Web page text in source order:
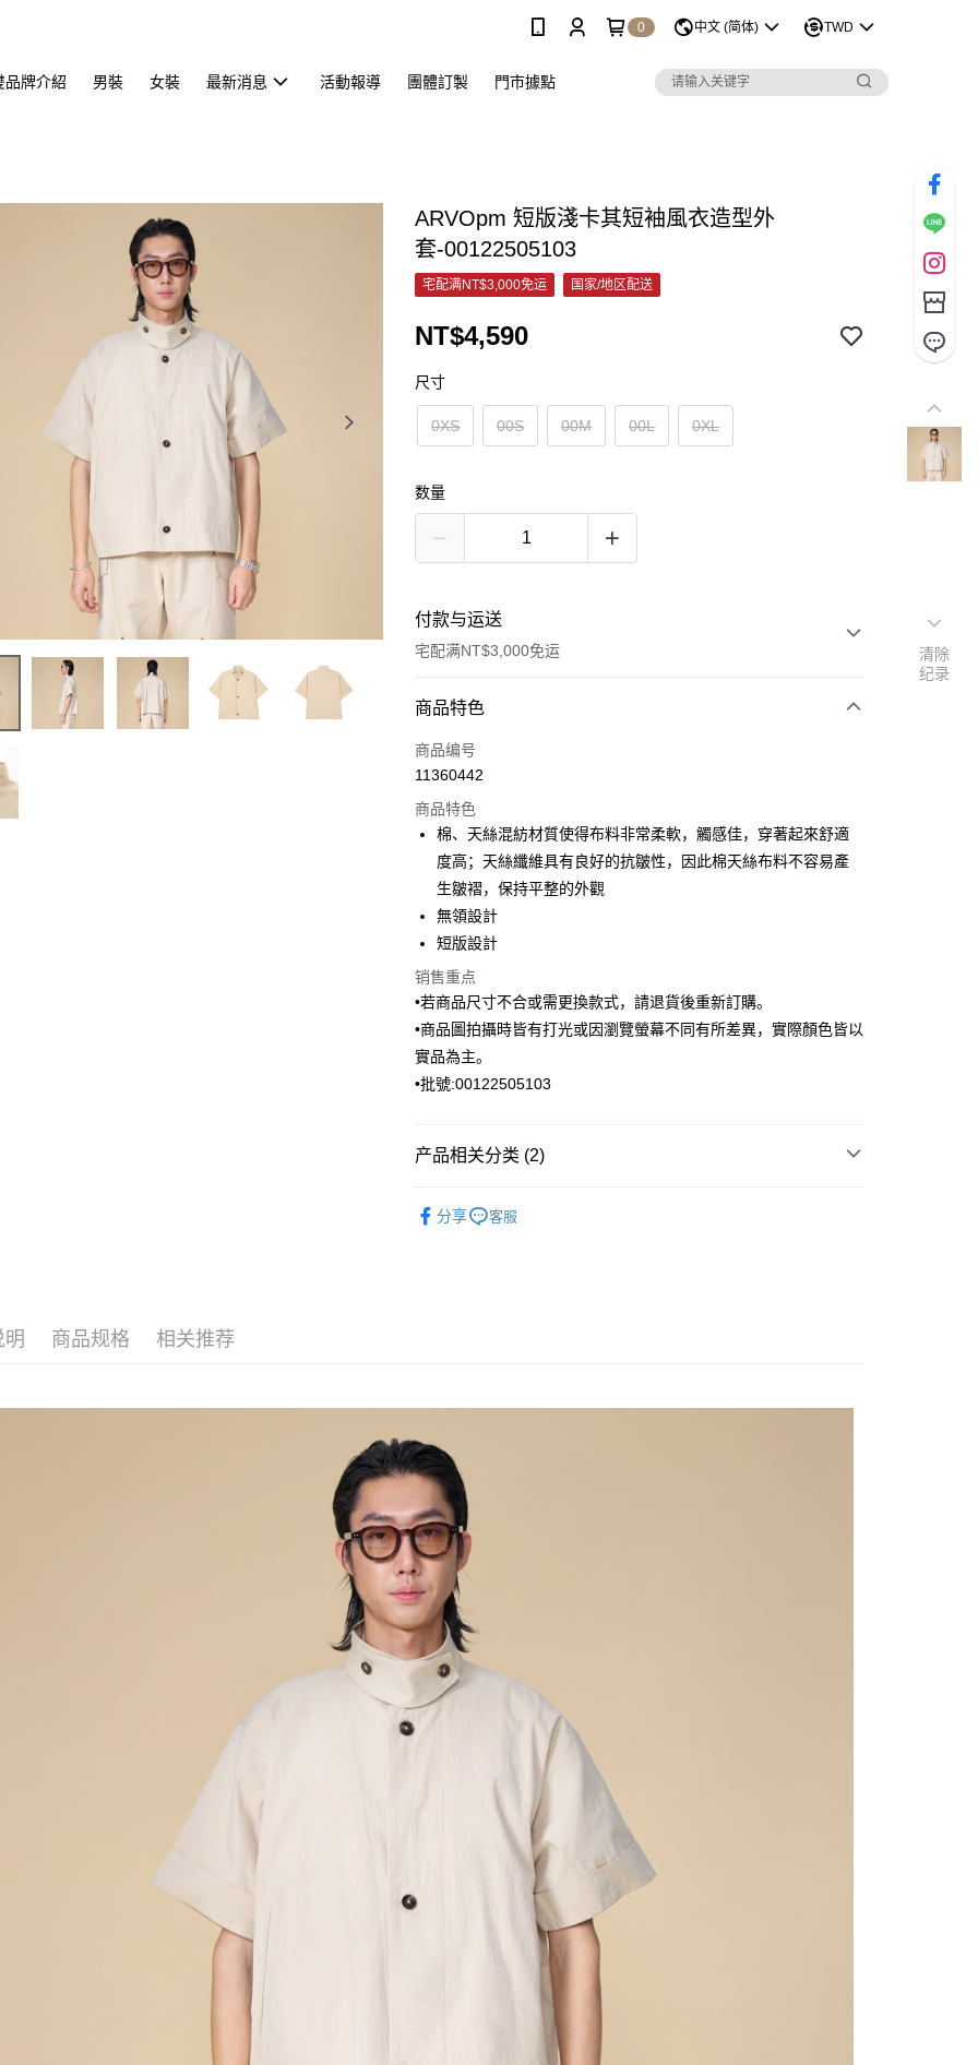
0 中文 (简体) TWD
品牌介紹 男裝 女裝 最新消息 活動報導 團體訂製 門市據點
ARVOpm 短版淺卡其短袖風衣造型外
套-00122505103
宅配满NT$3,000免运 国家/地区配送
NT$4,590
尺寸
0XS 00S 00M 00L 0XL
数量
付款与运送
宅配满NT$3,000免运
付款方式
信用卡一次付款
3期 0利率，每期NT$1,530 21家银行
合作金库商业银行
第一商业银行
华南商业银行
国泰世华商业银行
台湾中小企业银行
汇丰（台湾）商业银行
联邦商业银行
远东国际商业银行
玉山商业银行
星展（台湾）商业银行
台新国际商业银行
台湾乐天信用卡公司
6期 0利率，每期NT$765 21家银行
合作金库商业银行
华南商业银行
上海商业储蓄银行
台湾中小企业银行
汇丰（台湾）商业银行
华泰商业银行
联邦商业银行
远东国际商业银行
元大商业银行
台新国际商业银行
Apple Pay
街口支付
ATM付款
运送方式
新竹物流宅配
新竹物流離島宅配
LINEX 宇迅國際
商品特色
商品编号
11360442
商品特色
棉、天絲混紡材質使得布料非常柔軟，觸感佳，穿著起來舒適
度高；天絲纖維具有良好的抗皺性，因此棉天絲布料不容易產
生皺褶，保持平整的外觀
無領設計
短版設計
销售重点
•若商品尺寸不合或需更換款式，請退貨後重新訂購。
•商品圖拍攝時皆有打光或因瀏覽螢幕不同有所差異，實際顏色皆以
實品為主。
•批號:00122505103
产品相关分类 (2)
分享 客服
明 商品规格 相关推荐
清除
纪录